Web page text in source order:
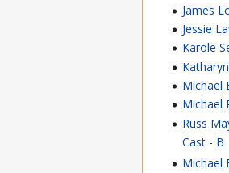
James
Jessie
Karole
Michael
Michael
Russ
Cast - B
Michael